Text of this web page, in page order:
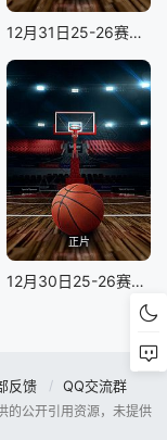
12月31日25-26赛季NBA常规赛 活塞VS湖人
正片
12月30日25-26赛季NBA常规赛 掘金VS热火
反馈 QQ交流群
的公开引用资源，未提供